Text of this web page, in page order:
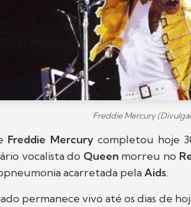
Freddie Mercury
Freddie Mercury completou hoje
vocalista do Queen morreu no
acarretada pelaAids.
permanece vivo até os dias de